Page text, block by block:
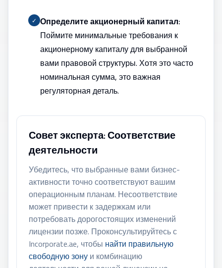
✓ Определите акционерный капитал:
Поймите минимальные требования к
акционерному капиталу для выбранной
вами правовой структуры. Хотя это часто
номинальная сумма, это важная
регуляторная деталь.
Совет эксперта: Соответствие
деятельности
Убедитесь, что выбранные вами бизнес-
активности точно соответствуют вашим
операционным планам. Несоответствие
может привести к задержкам или
потребовать дорогостоящих изменений
лицензии позже. Проконсультируйтесь с
Incorporate.ae, чтобы найти правильную
свободную зонуи комбинацию